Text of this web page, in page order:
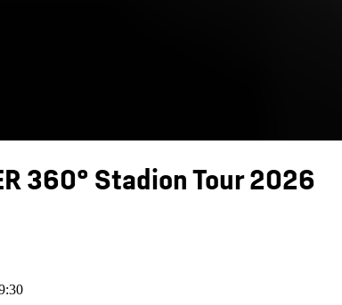
360° Stadion Tour 2026